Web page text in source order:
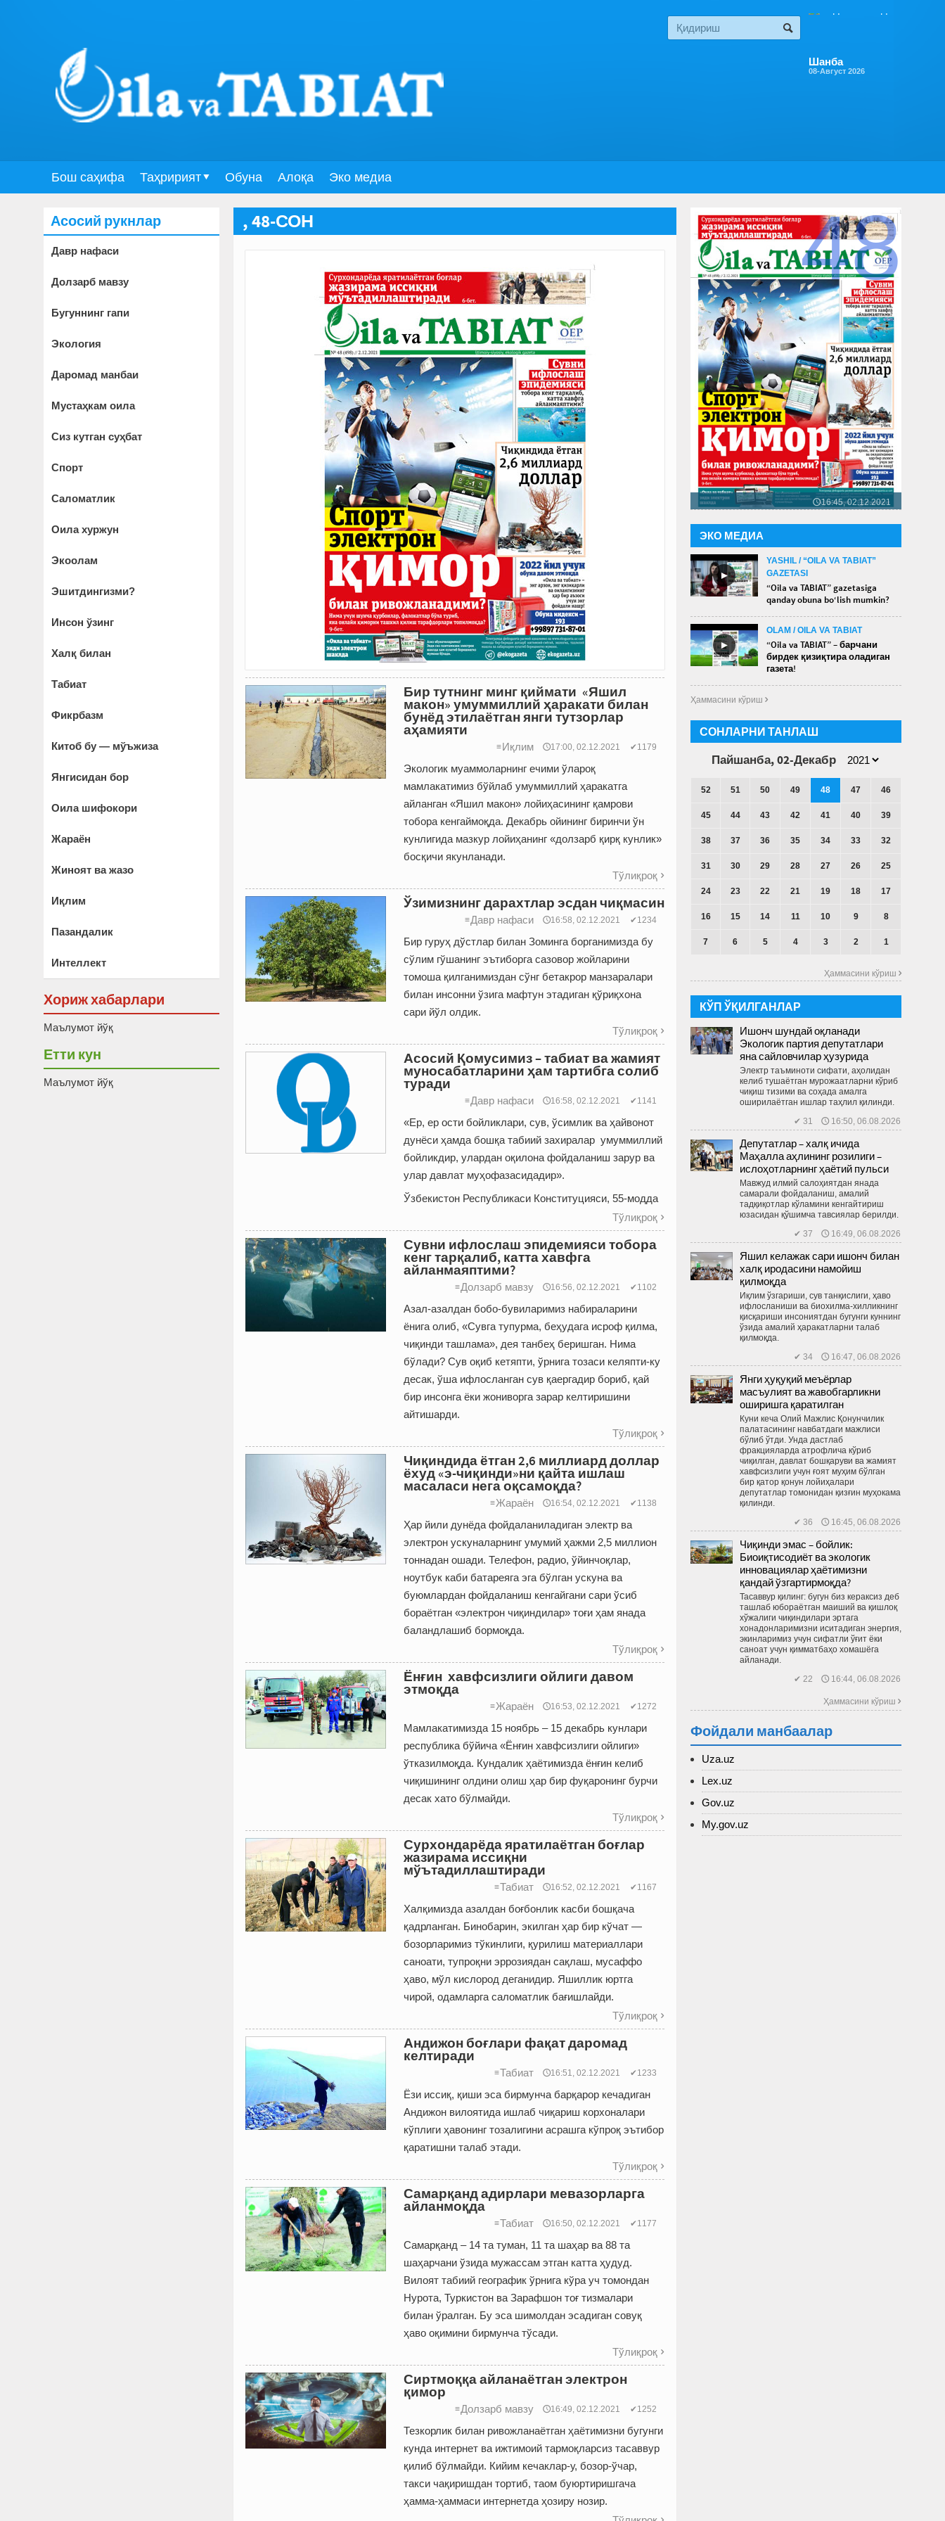
Шанба
08-Август 2026
Бош саҳифа Таҳририят Обуна Алоқа Эко медиа
, 48-СОН
Бир тутнинг минг қиймати «Яшил
макон» умуммиллий ҳаракати билан
бунёд этилаётган янги тутзорлар
аҳамияти
≡Иқлим 🕔17:00, 02.12.2021 ✔1179
Экологик муаммоларнинг ечими ўлароқ
мамлакатимиз бўйлаб умуммиллий ҳаракатга
айланган «Яшил макон» лойиҳасининг қамрови
тобора кенгаймоқда. Декабрь ойининг биринчи ўн
кунлигида мазкур лойиҳанинг «долзарб қирқ кунлик»
босқичи якунланади.
Тўлиқроқ 
Ўзимизнинг дарахтлар эсдан чиқмасин
≡Давр нафаси 🕔16:58, 02.12.2021 ✔1234
Бир гуруҳ дўстлар билан Зоминга борганимизда бу
сўлим гўшанинг эътиборга сазовор жойларини
томоша қилганимиздан сўнг бетакрор манзаралари
билан инсонни ўзига мафтун этадиган қўриқхона
сари йўл олдик.
Тўлиқроқ 
Асосий Қомусимиз – табиат ва жамият
муносабатларини ҳам тартибга солиб
туради
≡Давр нафаси 🕔16:58, 02.12.2021 ✔1141
«Ер, ер ости бойликлари, сув, ўсимлик ва ҳайвонот
дунёси ҳамда бошқа табиий захиралар ­ умуммиллий
бойликдир, улардан оқилона фойдаланиш зарур ва
улар давлат муҳофазасидадир».
Ўзбекистон Республикаси Конституцияси, 55-модда
Тўлиқроқ 
Сувни ифлослаш эпидемияси тобора
кенг тарқалиб, катта хавфга
айланмаяптими?
≡Долзарб мавзу 🕔16:56, 02.12.2021 ✔1102
Азал-азалдан бобо-бувиларимиз набираларини
ёнига олиб, «Сувга тупурма, беҳудага исроф қилма,
чиқинди ташлама», дея танбеҳ беришган. Нима
бўлади? Сув оқиб кетяпти, ўрнига тозаси келяпти-ку
десак, ўша ифлосланган сув қаергадир бориб, қай
бир инсонга ёки жониворга зарар келтиришини
айтишарди.
Тўлиқроқ 
Чиқиндида ётган 2,6 миллиард доллар
ёхуд «э-чиқинди»ни қайта ишлаш
масаласи нега оқсамоқда?
≡Жараён 🕔16:54, 02.12.2021 ✔1138
Ҳар йили дунёда фойдаланиладиган электр ва
электрон ускуналарнинг умумий ҳажми 2,5 миллион
тоннадан ошади. Телефон, радио, ўйинчоқлар,
ноутбук каби батареяга эга бўлган ускуна ва
буюмлардан фойдаланиш кенгайгани сари ўсиб
бораётган «электрон чиқиндилар» тоғи ҳам янада
баландлашиб бормоқда.
Тўлиқроқ 
Ёнғин хавфсизлиги ойлиги давом
этмоқда
≡Жараён 🕔16:53, 02.12.2021 ✔1272
Мамлакатимизда 15 ноябрь – 15 декабрь кунлари
республика бўйича «Ёнғин хавфсизлиги ойлиги»
ўтказилмоқда. Кундалик ҳаётимизда ёнғин келиб
чиқишининг олдини олиш ҳар бир фуқаронинг бурчи
десак хато бўлмайди.
Тўлиқроқ 
Сурхондарёда яратилаётган боғлар
жазирама иссиқни
мўътадиллаштиради
≡Табиат 🕔16:52, 02.12.2021 ✔1167
Халқимизда азалдан боғбонлик касби бошқача
қадрланган. Бинобарин, экилган ҳар бир кўчат —
бозорларимиз тўкинлиги, қурилиш материаллари
саноати, тупроқни эррозиядан сақлаш, мусаффо
ҳаво, мўл кислород деганидир. Яшиллик юртга
чирой, одамларга саломатлик бағишлайди.
Тўлиқроқ 
Андижон боғлари фақат даромад
келтиради
≡Табиат 🕔16:51, 02.12.2021 ✔1233
Ёзи иссиқ, қиши эса бирмунча барқарор кечадиган
Андижон вилоятида ишлаб чиқариш корхоналари
кўплиги ҳавонинг тозалигини асрашга кўпроқ эътибор
қаратишни талаб этади.
Тўлиқроқ 
Самарқанд адирлари мевазорларга
айланмоқда
≡Табиат 🕔16:50, 02.12.2021 ✔1177
Самарқанд – 14 та туман, 11 та шаҳар ва 88 та
шаҳарчани ўзида мужассам этган катта ҳудуд.
Вилоят табиий географик ўрнига кўра уч томондан
Нурота, Туркистон ва Зарафшон тоғ тизмалари
билан ўралган. Бу эса шимолдан эсадиган совуқ
ҳаво оқимини бирмунча тўсади.
Тўлиқроқ 
Сиртмоққа айланаётган электрон
қимор
≡Долзарб мавзу 🕔16:49, 02.12.2021 ✔1252
Тезкорлик билан ривожланаётган ҳаётимизни бугунги
кунда интернет ва ижтимоий тармоқларсиз тасаввур
қилиб бўлмайди. Кийим кечаклар-у, бозор-ўчар,
такси чақиришдан тортиб, таом буюртиришгача
ҳамма-ҳаммаси интернетда ҳозиру нозир.
Асосий рукнлар
Давр нафаси
Долзарб мавзу
Бугуннинг гапи
Экология
Даромад манбаи
Мустаҳкам оила
Сиз кутган суҳбат
Спорт
Саломатлик
Оила хуржун
Экоолам
Эшитдингизми?
Инсон ўзинг
Халқ билан
Табиат
Фикрбазм
Китоб бу — мўъжиза
Янгисидан бор
Оила шифокори
Жараён
Жиноят ва жазо
Иқлим
Пазандалик
Интеллект
Хориж хабарлари
Маълумот йўқ
Етти кун
Маълумот йўқ
🕔16:45, 02.12.2021
48
ЭКО МЕДИА
►
YASHIL / “OILA VA TABIAT”
GAZETASI
“Oila va TABIAT” gazetasiga
qanday obuna bo‘lish mumkin?
►
OLAM / OILA VA TABIAT
“Oila va TABIAT” – барчани
бирдек қизиқтира оладиган
газета!
Ҳаммасини кўриш 
СОНЛАРНИ ТАНЛАШ
Пайшанба, 02-Декабр
52 51 50 49 48 47 46
45 44 43 42 41 40 39
38 37 36 35 34 33 32
31 30 29 28 27 26 25
24 23 22 21 19 18 17
16 15 14 11 10 9 8
7 6 5 4 3 2 1
Ҳаммасини кўриш 
КЎП ЎҚИЛГАНЛАР
Ишонч шундай оқланади
Экологик партия депутатлари
яна сайловчилар ҳузурида
Электр таъминоти сифати, аҳолидан
келиб тушаётган мурожаатларни кўриб
чиқиш тизими ва соҳада амалга
оширилаётган ишлар таҳлил қилинди.
✔ 31 🕔 16:50, 06.08.2026
Депутатлар – халқ ичида
Маҳалла аҳлининг розилиги –
ислоҳотларнинг ҳаётий пульси
Мавжуд илмий салоҳиятдан янада
самарали фойдаланиш, амалий
тадқиқотлар кўламини кенгайтириш
юзасидан қўшимча тавсиялар берилди.
✔ 37 🕔 16:49, 06.08.2026
Яшил келажак сари ишонч билан
халқ иродасини намойиш
қилмоқда
Иқлим ўзгариши, сув танқислиги, ҳаво
ифлосланиши ва биохилма-хилликнинг
қисқариши инсониятдан бугунги куннинг
ўзида амалий ҳаракатларни талаб
қилмоқда.
✔ 34 🕔 16:47, 06.08.2026
Янги ҳуқуқий меъёрлар
масъулият ва жавобгарликни
оширишга қаратилган
Куни кеча Олий Мажлис Қонунчилик
палатасининг навбатдаги мажлиси
бўлиб ўтди. Унда дастлаб
фракцияларда атрофлича кўриб
чиқилган, давлат бошқаруви ва жамият
хавфсизлиги учун ғоят муҳим бўлган
бир қатор қонун лойиҳалари
депутатлар томонидан қизғин муҳокама
қилинди.
✔ 36 🕔 16:45, 06.08.2026
Чиқинди эмас – бойлик:
Биоиқтисодиёт ва экологик
инновациялар ҳаётимизни
қандай ўзгартирмоқда?
Тасаввур қилинг: бугун биз кераксиз деб
ташлаб юбораётган маиший ва қиш­лоқ
хўжалиги чиқиндилари эртага
хонадонларимизни иситадиган энергия,
экинларимиз учун сифатли ўғит ёки
саноат учун қимматбаҳо хомашёга
айланади.
✔ 22 🕔 16:44, 06.08.2026
Ҳаммасини кўриш 
Фойдали манбаалар
Uza.uz
Lex.uz
Gov.uz
My.gov.uz